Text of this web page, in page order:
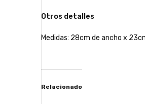
Otros detalles
Medidas: 28cm de ancho x
Relacionado